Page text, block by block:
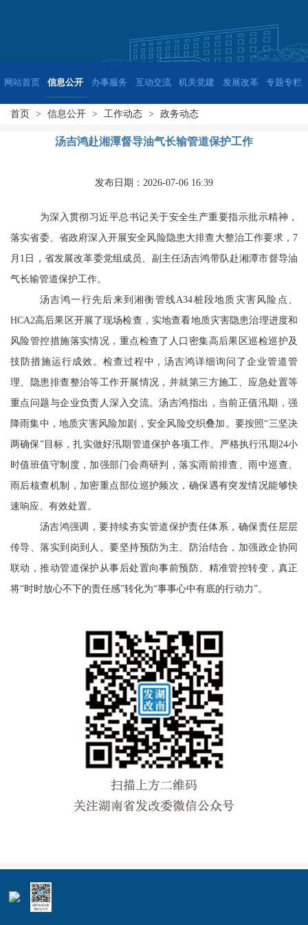
网站首页 信息公开 办事服务 互动交流 机关党建 发展改革 专题专栏
首页 > 信息公开 > 工作动态 > 政务动态
汤吉鸿赴湘潭督导油气长输管道保护工作
发布日期：2026-07-06 16:39
为深入贯彻习近平总书记关于安全生产重要指示批示精神，
落实省委、省政府深入开展安全风险隐患大排查大整治工作要求，7
月1日，省发展改革委党组成员、副主任汤吉鸿带队赴湘潭市督导油
气长输管道保护工作。
汤吉鸿一行先后来到湘衡管线A34桩段地质灾害风险点、
HCA2高后果区开展了现场检查，实地查看地质灾害隐患治理进度和
风险管控措施落实情况，重点检查了人口密集高后果区巡检巡护及
技防措施运行成效。检查过程中，汤吉鸿详细询问了企业管道管
理、隐患排查整治等工作开展情况，并就第三方施工、应急处置等
重点问题与企业负责人深入交流。汤吉鸿指出，当前正值汛期，强
降雨集中，地质灾害风险加剧，安全风险交织叠加。要按照“三坚决
两确保”目标，扎实做好汛期管道保护各项工作。严格执行汛期24小
时值班值守制度，加强部门会商研判，落实雨前排查、雨中巡查、
雨后核查机制，加密重点部位巡护频次，确保遇有突发情况能够快
速响应、有效处置。
汤吉鸿强调，要持续夯实管道保护责任体系，确保责任层层
传导、落实到岗到人。要坚持预防为主、防治结合，加强政企协同
联动，推动管道保护从事后处置向事前预防、精准管控转变，真正
将“时时放心不下的责任感”转化为“事事心中有底的行动力”。